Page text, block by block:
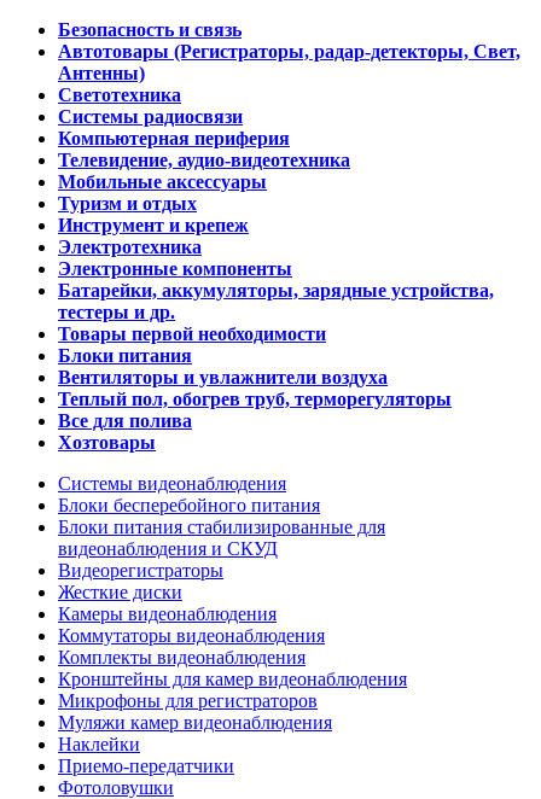
Безопасность и связь
Автотовары (Регистраторы, радар-детекторы, Свет,
Антенны)
Светотехника
Системы радиосвязи
Компьютерная периферия
Телевидение, аудио-видеотехника
Мобильные аксессуары
Туризм и отдых
Инструмент и крепеж
Электротехника
Электронные компоненты
Батарейки, аккумуляторы, зарядные устройства,
тестеры и др.
Товары первой необходимости
Блоки питания
Вентиляторы и увлажнители воздуха
Теплый пол, обогрев труб, терморегуляторы
Все для полива
Хозтовары
Системы видеонаблюдения
Блоки бесперебойного питания
Блоки питания стабилизированные для
видеонаблюдения и СКУД
Видеорегистраторы
Жесткие диски
Камеры видеонаблюдения
Коммутаторы видеонаблюдения
Комплекты видеонаблюдения
Кронштейны для камер видеонаблюдения
Микрофоны для регистраторов
Муляжи камер видеонаблюдения
Наклейки
Приемо-передатчики
Фотоловушки